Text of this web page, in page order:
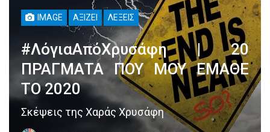
IMAGE ΑΞΊΖΕΙ ΛΈΞΕΙΣ
#ΛόγιαΑπόΧρυσάφη | 20
ΠΡΑΓΜΑΤΑ ΠΟΥ ΜΟΥ ΕΜΑΘΕ
ΤΟ 2020
Σκέψεις της Χαράς Χρυσάφη